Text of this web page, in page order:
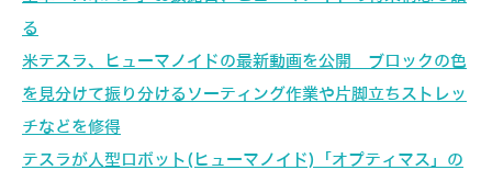
る
米テスラ、ヒューマノイドの最新動画を公開 ブロックの色
を見分けて振り分けるソーティング作業や片脚立ちストレッ
チなどを修得
テスラが人型ロボット(ヒューマノイド)「オプティマス」の